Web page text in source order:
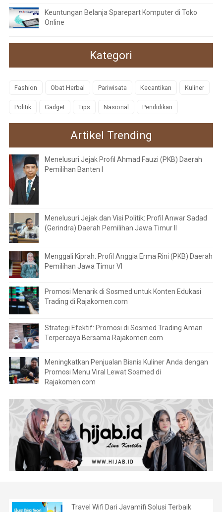
Keuntungan Belanja Sparepart Komputer di Toko
Online
Kategori
Fashion Obat Herbal Pariwisata Kecantikan Kuliner
Politik Gadget Tips Nasional Pendidikan
Artikel Trending
Menelusuri Jejak Profil Ahmad Fauzi (PKB) Daerah
Pemilihan Banten I
Menelusuri Jejak dan Visi Politik: Profil Anwar Sadad
(Gerindra) Daerah Pemilihan Jawa Timur II
Menggali Kiprah: Profil Anggia Erma Rini (PKB) Daerah
Pemilihan Jawa Timur VI
Promosi Menarik di Sosmed untuk Konten Edukasi
Trading di Rajakomen.com
Strategi Efektif: Promosi di Sosmed Trading Aman
Terpercaya Bersama Rajakomen.com
Meningkatkan Penjualan Bisnis Kuliner Anda dengan
Promosi Menu Viral Lewat Sosmed di
Rajakomen.com
Travel Wifi Dari Javamifi Solusi Terbaik